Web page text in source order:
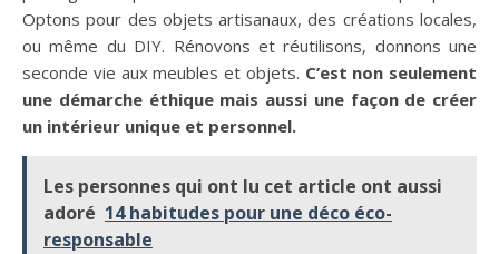
Optons pour des objets artisanaux, des créations locales,
ou même du DIY. Rénovons et réutilisons, donnons une
seconde vie aux meubles et objets. C’est non seulement
une démarche éthique mais aussi une façon de créer
un intérieur unique et personnel.
Les personnes qui ont lu cet article ont aussi
adoré 14 habitudes pour une déco éco-
responsable